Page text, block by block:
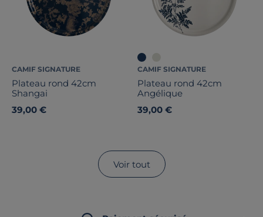
CAMIF SIGNATURE
Plateau rond 42cm
Shangai
39,00 €
CAMIF SIGNATURE
Plateau rond 42cm
Angélique
39,00 €
Voir tout